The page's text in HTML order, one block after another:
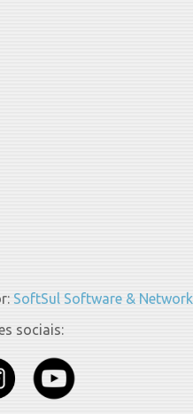
SoftSul Software & Network
sociais: